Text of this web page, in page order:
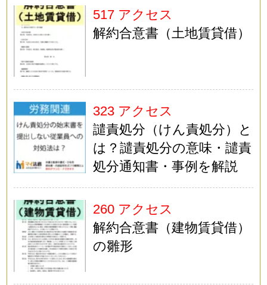
517 アクセス
解約合意書（土地賃貸借）
323 アクセス
譴責処分（けん責処分）と
は？譴責処分の意味・譴責
処分通知書・事例を解説
260 アクセス
解約合意書（建物賃貸借）
の雛形